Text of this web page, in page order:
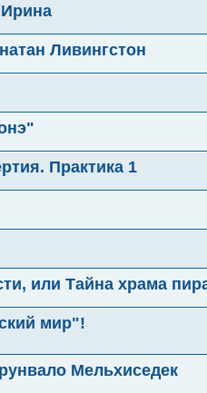
Ливингстон
Практика 1
или Тайна храма
мир"!
Мельхиседек